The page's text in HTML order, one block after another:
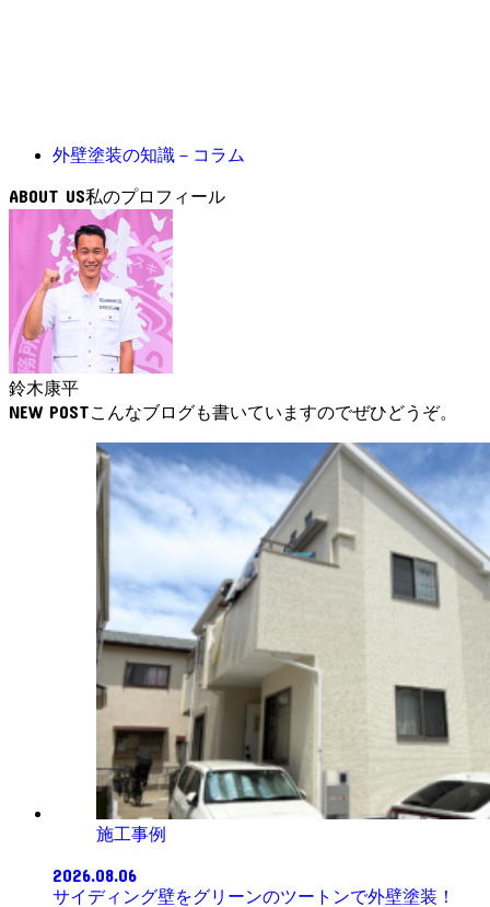
外壁塗装の知識－コラム
ABOUT US
鈴木康平
NEW POST
施工事例
2026.08.06
サイディング壁をグリーンのツートンで外壁塗装！